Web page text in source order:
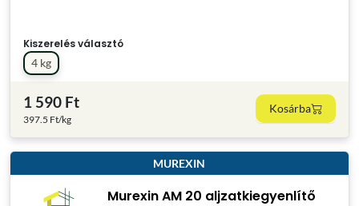
Kiszerelés választó
4 kg
1 590 Ft
397.5 Ft/kg
Kosárba
MUREXIN
Murexin AM 20 aljzatkiegyenlítő